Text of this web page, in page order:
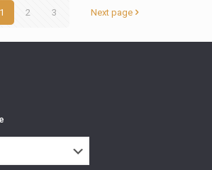
1 2 3 Next page